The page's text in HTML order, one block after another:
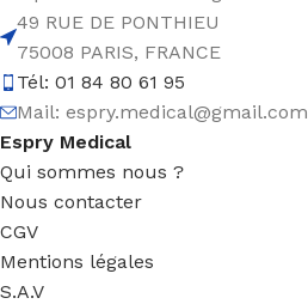
49 RUE DE PONTHIEU
75008 PARIS, FRANCE
Tél: 01 84 80 61 95
Mail: espry.medical@gmail.com
Espry Medical
Qui sommes nous ?
Nous contacter
CGV
Mentions légales
S.A.V